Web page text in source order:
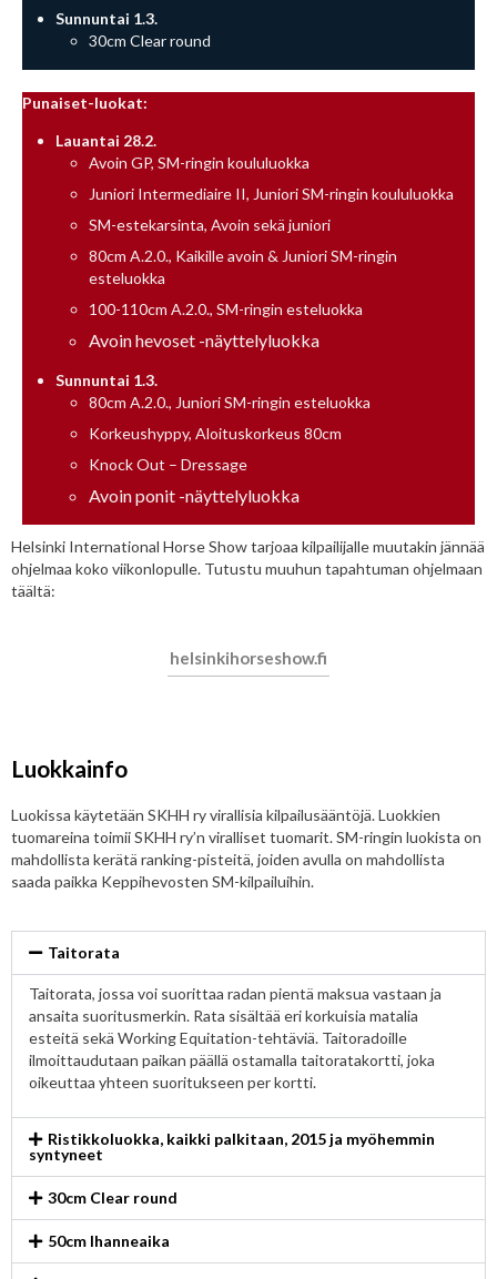
Sunnuntai 1.3.
30cm Clear round
Punaiset-luokat:
Lauantai 28.2.
Avoin GP, SM-ringin koululuokka
Juniori Intermediaire II, Juniori SM-ringin koululuokka
SM-estekarsinta, Avoin sekä juniori
80cm A.2.0., Kaikille avoin & Juniori SM-ringin
esteluokka
100-110cm A.2.0., SM-ringin esteluokka
Avoin hevoset -näyttelyluokka
Sunnuntai 1.3.
80cm A.2.0., Juniori SM-ringin esteluokka
Korkeushyppy, Aloituskorkeus 80cm
Knock Out – Dressage
Avoin ponit -näyttelyluokka
Helsinki International Horse Show tarjoaa kilpailijalle muutakin jännää
ohjelmaa koko viikonlopulle. Tutustu muuhun tapahtuman ohjelmaan
täältä:
helsinkihorseshow.fi
Luokkainfo
Luokissa käytetään SKHH ry virallisia kilpailusääntöjä. Luokkien
tuomareina toimii SKHH ry’n viralliset tuomarit. SM-ringin luokista on
mahdollista kerätä ranking-pisteitä, joiden avulla on mahdollista
saada paikka Keppihevosten SM-kilpailuihin.
Taitorata
Taitorata, jossa voi suorittaa radan pientä maksua vastaan ja
ansaita suoritusmerkin. Rata sisältää eri korkuisia matalia
esteitä sekä Working Equitation-tehtäviä. Taitoradoille
ilmoittaudutaan paikan päällä ostamalla taitoratakortti, joka
oikeuttaa yhteen suoritukseen per kortti.
Ristikkoluokka, kaikki palkitaan, 2015 ja myöhemmin
syntyneet
30cm Clear round
50cm Ihanneaika